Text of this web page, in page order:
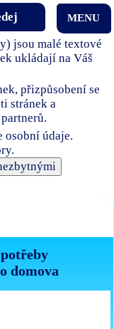
jsou malé textové
ukládají na Váš
přizpůsobení se
stránek a
osobní údaje.
domova
MENU